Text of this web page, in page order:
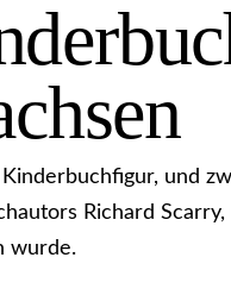
und
Richard Scarry,
wurde.